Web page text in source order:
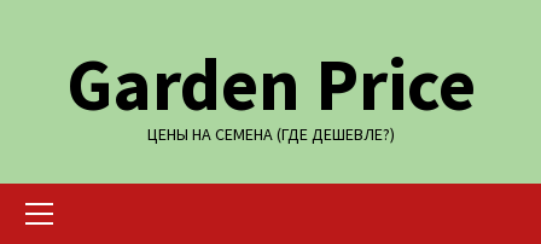
содержимомуGarden Price
ЦЕНЫ НА СЕМЕНА (ГДЕ ДЕШЕВЛЕ?)
меню